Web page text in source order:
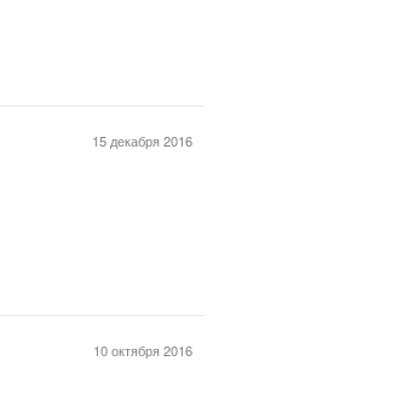
15 декабря 2016
10 октября 2016